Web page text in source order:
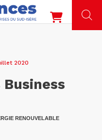
2020
RENOUVELABLE